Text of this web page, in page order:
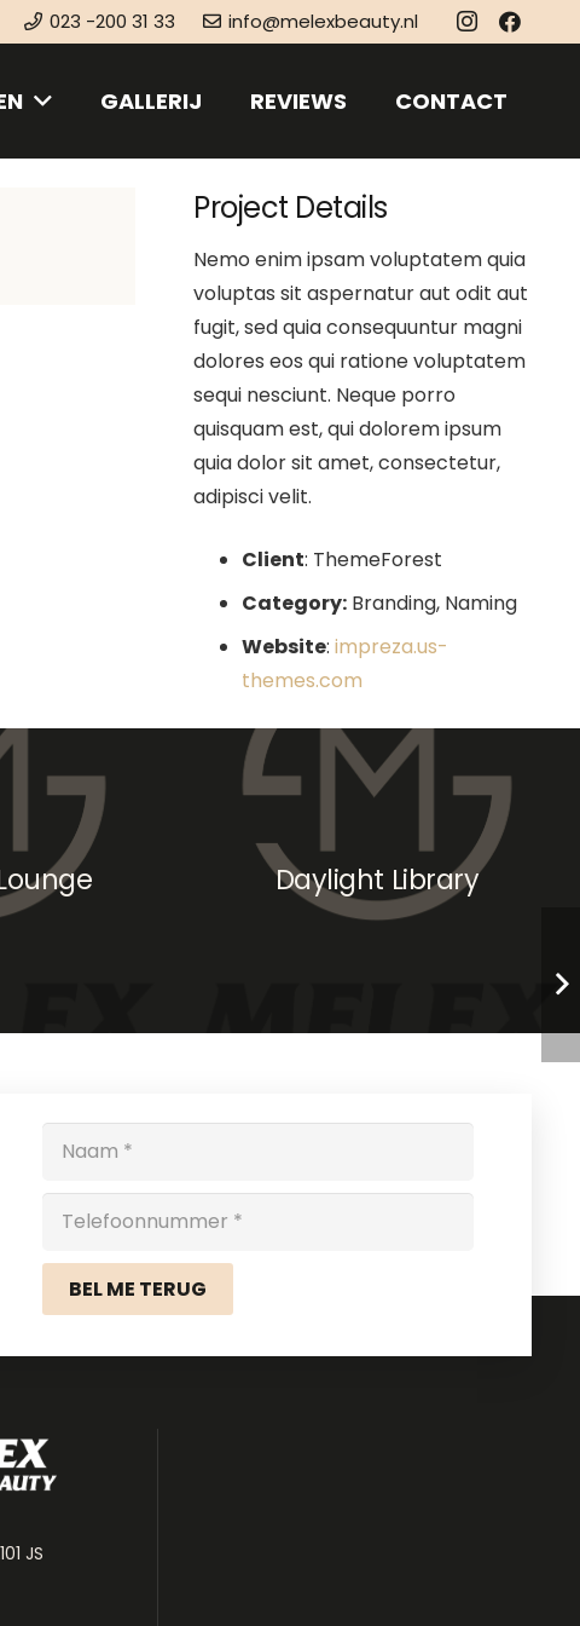
023 -200 31 33 info@melexbeauty.nl
GALLERIJ REVIEWS CONTACT
Project Details
Nemo enim ipsam voluptatem quia
voluptas sit aspernatur aut odit aut
fugit, sed quia consequuntur magni
dolores eos qui ratione voluptatem
sequi nesciunt. Neque porro
quisquam est, qui dolorem ipsum
quia dolor sit amet, consectetur,
adipisci velit.
Client: ThemeForest
Category: Branding, Naming
Website: impreza.us-
themes.com
Daylight Library
BEL ME TERUG
JS